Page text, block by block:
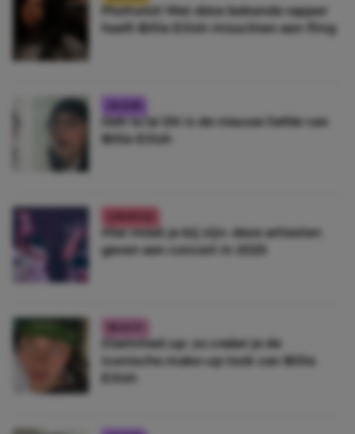
Plottwist! Met déze bekende rapper
heeft Billie Eilish misschien een fling
Oeh la la! Dit is de nieuwe liefde van
Billie Eilish
Hier móet je bij zijn: deze artiesten
geven een concert in 2025
Glammed up: zo creëer je de
iconische make-up look van Billie
Eilish